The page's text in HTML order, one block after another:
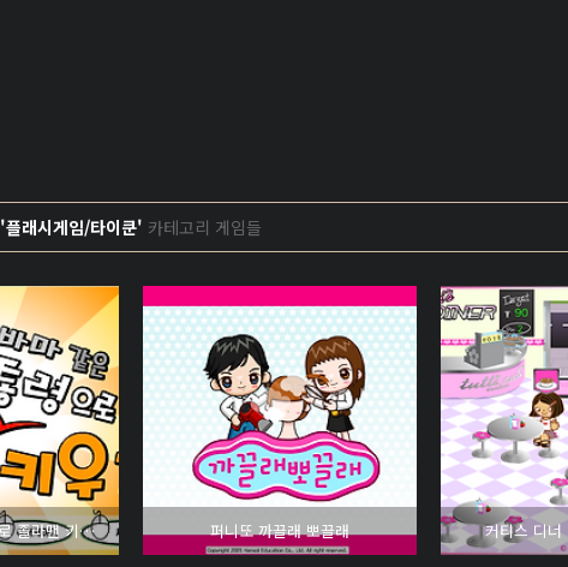
'플래시게임/타이쿤' 카테고리 게임들
오바마 같은 대통령으로 졸라맨 키우기 퍼니또 까끌래 뽀끌래 커티스 디